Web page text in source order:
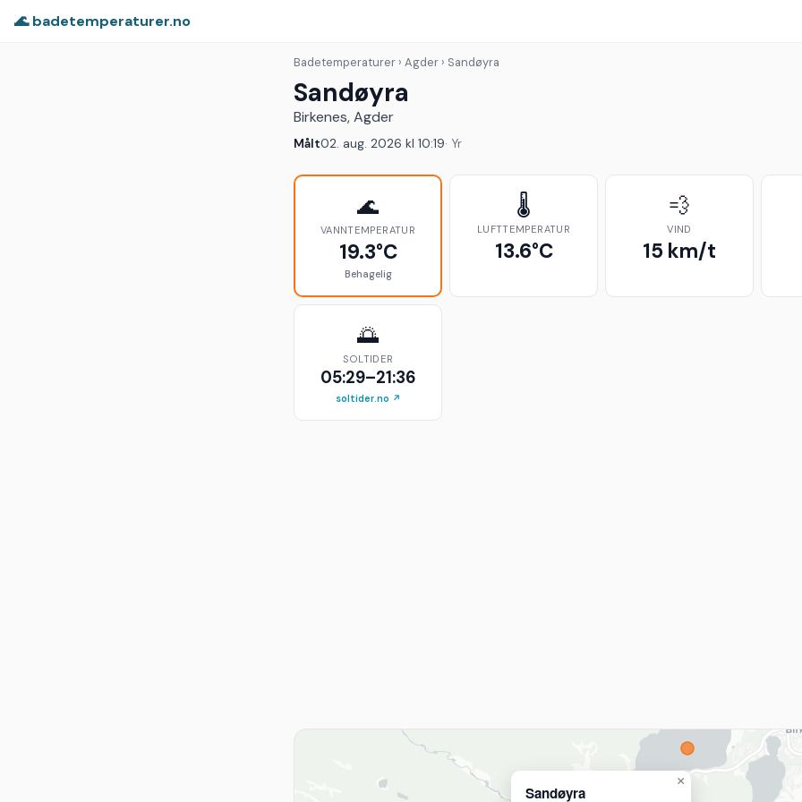
🌊 badetemperaturer.no
Badetemperaturer › Agder › Sandøyra
Sandøyra
Birkenes, Agder
Målt02. aug. 2026 kl 10:19· Yr
🌊
VANNTEMPERATUR
19.3°C
Behagelig
🌡️
LUFTTEMPERATUR
13.6°C
💨
VIND
15 km/t
🌅
SOLTIDER
05:29–21:36
soltider.no ↗
Sandøyra
×